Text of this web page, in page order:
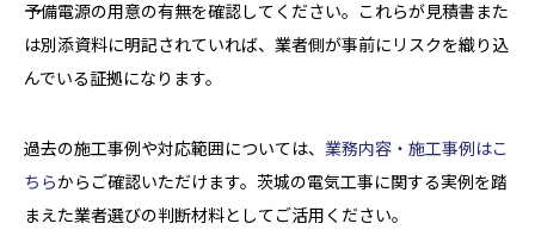
予備電源の用意の有無を確認してください。これらが見積書また
は別添資料に明記されていれば、業者側が事前にリスクを織り込
んでいる証拠になります。
過去の施工事例や対応範囲については、 業務内容・施工事例はこ
ちらからご確認いただけます。茨城の電気工事に関する実例を踏
まえた業者選びの判断材料としてご活用ください。